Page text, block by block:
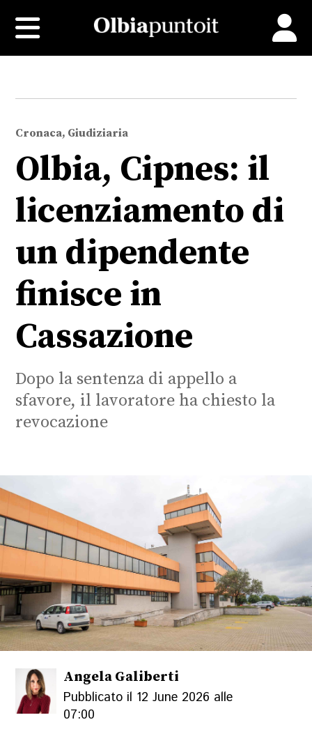
Cronaca, Giudiziaria
Olbia, Cipnes: il
licenziamento di
un dipendente
finisce in
Cassazione
Dopo la sentenza di appello a
sfavore, il lavoratore ha chiesto la
revocazione
Angela Galiberti
Pubblicato il 12 June 2026 alle
07:00